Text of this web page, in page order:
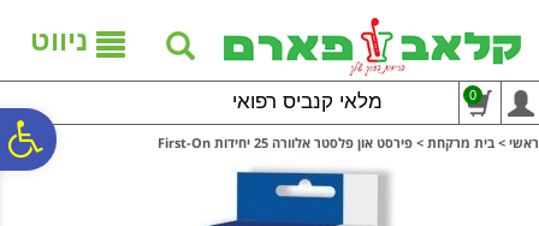
נגישות
אתר
המרכזי
ניווט
מלאי קנביס רפואי 0
ראשי > בית מרקחת > פירסט און פלסטר אלוורה 25 יחידות First-On